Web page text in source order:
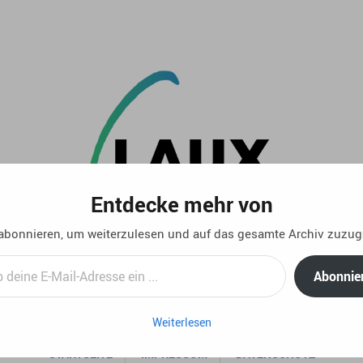
..:: life 4.5 // privater blog von christian laux. ::..
STARTSEITE IMPRESSUM DATENSCHUTZ
Entdecke mehr von
um weiterzulesen und auf das gesamte Archiv
Weiterlesen